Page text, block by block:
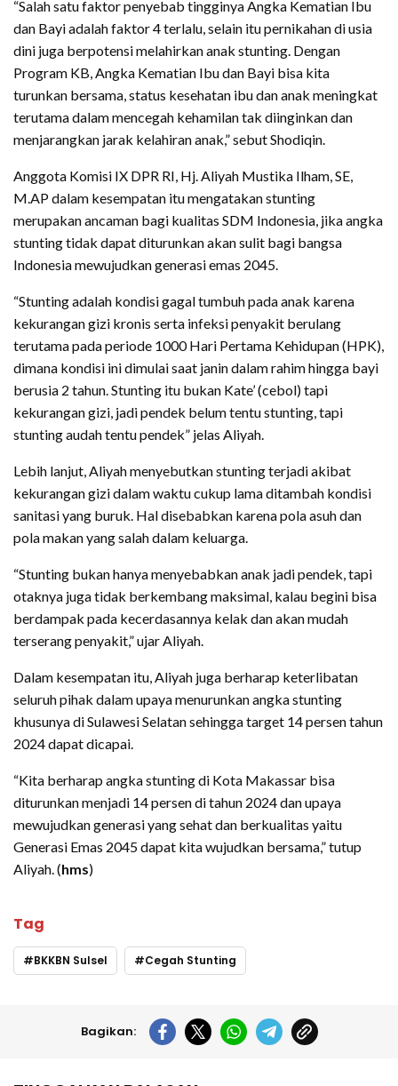
“Salah satu faktor penyebab tingginya Angka Kematian Ibu
dan Bayi adalah faktor 4 terlalu, selain itu pernikahan di usia
dini juga berpotensi melahirkan anak stunting. Dengan
Program KB, Angka Kematian Ibu dan Bayi bisa kita
turunkan bersama, status kesehatan ibu dan anak meningkat
terutama dalam mencegah kehamilan tak diinginkan dan
menjarangkan jarak kelahiran anak,” sebut Shodiqin.
Anggota Komisi IX DPR RI, Hj. Aliyah Mustika Ilham, SE,
M.AP dalam kesempatan itu mengatakan stunting
merupakan ancaman bagi kualitas SDM Indonesia, jika angka
stunting tidak dapat diturunkan akan sulit bagi bangsa
Indonesia mewujudkan generasi emas 2045.
“Stunting adalah kondisi gagal tumbuh pada anak karena
kekurangan gizi kronis serta infeksi penyakit berulang
terutama pada periode 1000 Hari Pertama Kehidupan (HPK),
dimana kondisi ini dimulai saat janin dalam rahim hingga bayi
berusia 2 tahun. Stunting itu bukan Kate’ (cebol) tapi
kekurangan gizi, jadi pendek belum tentu stunting, tapi
stunting audah tentu pendek” jelas Aliyah.
Lebih lanjut, Aliyah menyebutkan stunting terjadi akibat
kekurangan gizi dalam waktu cukup lama ditambah kondisi
sanitasi yang buruk. Hal disebabkan karena pola asuh dan
pola makan yang salah dalam keluarga.
“Stunting bukan hanya menyebabkan anak jadi pendek, tapi
otaknya juga tidak berkembang maksimal, kalau begini bisa
berdampak pada kecerdasannya kelak dan akan mudah
terserang penyakit,” ujar Aliyah.
Dalam kesempatan itu, Aliyah juga berharap keterlibatan
seluruh pihak dalam upaya menurunkan angka stunting
khusunya di Sulawesi Selatan sehingga target 14 persen tahun
2024 dapat dicapai.
“Kita berharap angka stunting di Kota Makassar bisa
diturunkan menjadi 14 persen di tahun 2024 dan upaya
mewujudkan generasi yang sehat dan berkualitas yaitu
Generasi Emas 2045 dapat kita wujudkan bersama,” tutup
Aliyah. (hms)
Tag
BKKBN Sulsel Cegah Stunting
Bagikan: